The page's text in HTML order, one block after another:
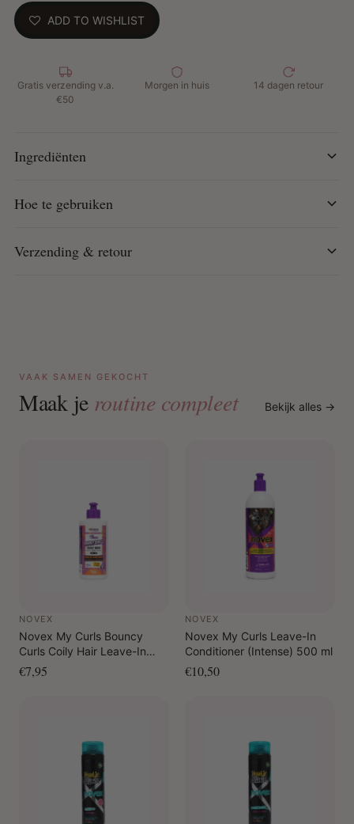
Vermindert pluis en verbetert kruldefinitie
Verrijkt met 7 Nutri-functionele oliën: Olijfolie,
Moringa-olie
Infused met cranberry-extract voor extra voeding
Proteïnevrij
Breng de shampoo aan op vochtig haar en masseer
Spoel grondig uit en herhaal indien nodig voor een
ADD TO WISHLIST
Gratis verzending v.a.
€50
Morgen in huis 14 dagen retour
Ingrediënten
Hoe te gebruiken
Verzending & retour
VAAK SAMEN GEKOCHT
Maak je routine compleet Bekijk alles →
NOVEX
Novex My Curls Bouncy
Curls Coily Hair Leave-In
Conditioner 300 ml
€7,95
NOVEX
Novex My Curls Leave-In
Conditioner (Intense) 500 ml
€10,50